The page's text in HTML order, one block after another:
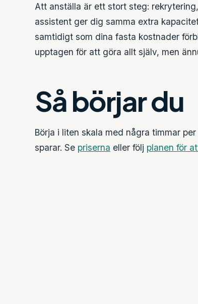
Att anställa är ett stort steg:
assistent ger dig samma extra
samtidigt som dina fasta kostnader
upptagen för att göra allt själv, men
Så börjar du
Börja i liten skala med några timmar
sparar. Se priserna eller följ planen för